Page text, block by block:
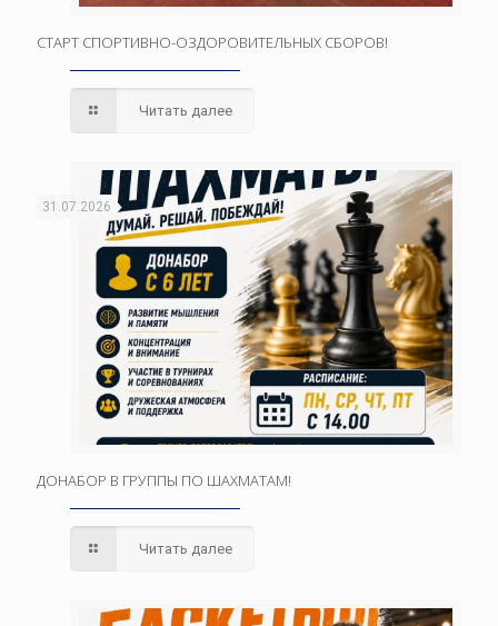
СТАРТ СПОРТИВНО-ОЗДОРОВИТЕЛЬНЫХ СБОРОВ!
Читать далее
31.07.2026
ДОНАБОР В ГРУППЫ ПО ШАХМАТАМ!
Читать далее